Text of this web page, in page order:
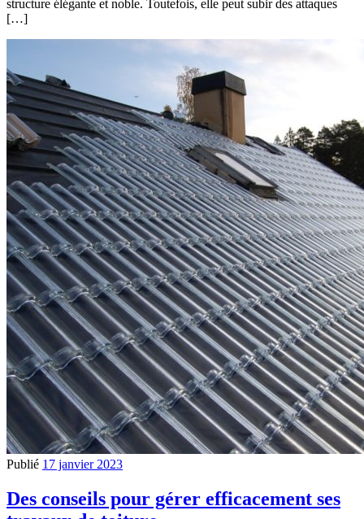
structure élégante et noble. Toutefois, elle peut subir des attaques
[…]
Publié 17 janvier 2023
Des conseils pour gérer efficacement ses